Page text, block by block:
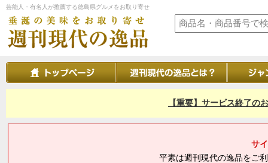
芸能人・有名人が推薦する徳島県グルメをお取り寄せ
【重要】サービス終了の
サ
平素は週刊現代の逸品をご